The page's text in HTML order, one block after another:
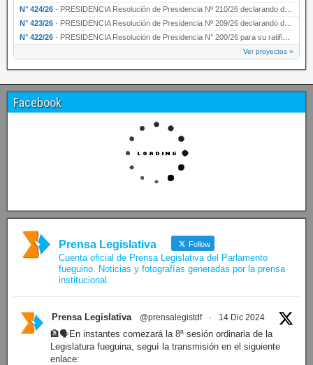
N° 424/26 · PRESIDENCIA Resolución de Presidencia Nº 210/26 declarando de interés provincial el proyec…
N° 423/26 · PRESIDENCIA Resolución de Presidencia Nº 209/26 declarando de interés provincial la presen…
N° 422/26 · PRESIDENCIA Resolución de Presidencia N° 200/26 para su ratificación.
Ver proyectos »
Facebook
Prensa Legislativa Follow
Cuenta oficial de Prensa Legislativa del Parlamento
fueguino. Noticias y fotografías generadas por la prensa
institucional.
Prensa Legislativa @prensalegistdf · 14 Dic 2024
🏦🗣️En instantes comezará la 8ª sesión ordinaria de la
Legislatura fueguina, seguí la transmisión en el siguiente
enlace: